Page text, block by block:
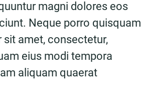
magni dolores eos
Neque porro quisquam
amet, consectetur,
eius modi tempora
aliquam quaerat